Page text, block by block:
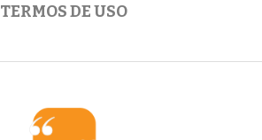
TERMOS DE USO